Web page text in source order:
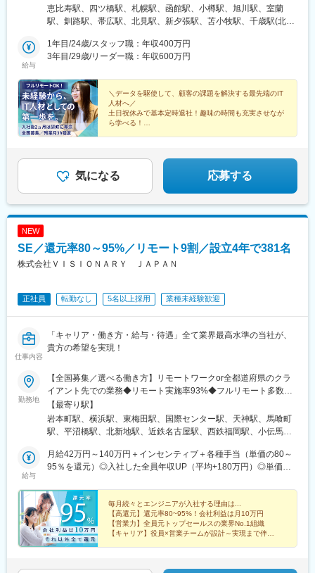
は通勤不要※入社後2ヶ月研修は東京にて実施、その後はスキルに
応じてリモートワーク可※研修終了後も東京本社での勤務が必要な
比寿駅』徒歩4分■大阪支社大阪府大阪市西区新町1-2-9日宝四ツ橋
新町ビル8階1号室『四ツ橋駅』徒歩3分
恵比寿駅、四ツ橋駅、札幌駅、函館駅、小樽駅、旭川駅、室蘭
駅、釧路駅、帯広駅、北見駅、新夕張駅、苫小牧駅、千歳駅(北海
上駅、宮古駅、盛駅、久慈駅、仙台駅、石巻駅、杜せきのした
駅、新田駅(宮城県)、多賀城駅、気仙沼駅、いわき駅、郡山駅(福
駅、秋田駅、横手駅、能代駅、湯沢駅、大久保駅(秋田県)、鷹ノ巣
駅、山形駅、鶴岡駅、酒田駅、米沢駅、天童駅、さくらんぼ東根
駅、寒河江駅、新庄駅、水戸駅、つくば駅、日立駅、勝田駅、土
浦駅、古河駅、取手駅、下館駅、笹川駅、牛久駅、龍ケ崎市駅、
守谷駅、水海道駅、宇都宮駅、小山駅、栃木駅、足利駅、佐野
駅、前橋駅、太田駅(群馬県)、伊勢崎駅、桐生駅、館林駅、渋川
駅、川口駅、川越駅、所沢駅、越谷駅、草加駅、春日部駅、上尾
駅、熊谷駅、浦和駅、新座駅、狭山市駅、入間市駅、三郷駅(埼玉
都)、池袋駅、目黒駅、錦糸町駅、六本木駅、渋谷駅、調布駅、上
野駅、小平駅、立川駅、日本橋駅(東京都)、吉祥寺駅、多摩センタ
五井駅、千葉駅、流山おおたかの森駅、八千代台駅、習志野駅、
駅、横浜駅、相模原駅、川崎駅、平塚駅、茅ケ崎駅、大和駅(神奈
川県)、本厚木駅、小田原駅、鎌倉駅、秦野駅、座間駅、伊勢原
田駅(長野県)、豊科駅、中野松川駅、飯山駅、須坂駅、広丘駅、甲
府駅、竜王駅、石和温泉駅、富士山駅、山梨市駅、都留市駅、韮
崎駅、大月駅、富山駅、越中中川駅、砺波駅、黒部駅、魚津駅、
滑川駅、金沢駅、福井駅(福井県)、敦賀駅、浜松駅、静岡駅、富士
駅、沼津駅、磐田駅、藤枝駅、岡崎駅、豊橋駅、名古屋駅、刈谷
市駅、名鉄一宮駅、三河安城駅、岐阜駅、各務ケ原駅、多治見
駅、可児駅、四日市駅、津駅、名張駅、布施駅、豊中駅、吹田駅
(東海道本線)、梅田駅(地下鉄)、茨木駅、京都駅、宇治駅(奈良
線)、尼崎駅(東海道本線)、明石駅、神戸駅(兵庫県)、宝塚駅、伊丹
駅(阪急線)、芦屋駅(東海道本線)、大津駅、草津駅(滋賀県)、彦根
駅、八日市駅、倉敷市駅、岡山駅、津山駅、広島駅、福山駅、呉
駅、西条駅(広島県)、尾道駅、下関駅、山口駅(山口県)、宇部駅、
鳥取駅、米子駅、境港駅、松江駅、出雲市駅、高知駅、古津賀
給与
1年目/24歳/スタッフ職：年収400万円
3年目/29歳/リーダー職：年収600万円
＼データを駆使して、顧客の課題を解決する最先端のIT
人材へ／
土日祝休みで基本定時退社！趣味の時間も充実させなが
ら学べる！
◎入社後はITの基礎研修からスタート
◎フルリモートOK
気になる 応募する
NEW
SE／還元率80～95%／リモート9割／設立4年で381名
株式会社ＶＩＳＩＯＮＡＲＹ ＪＡＰＡＮ
正社員 転勤なし 5名以上採用 業種未経験歓迎
仕事内容
「キャリア・働き方・給与・待遇」全て業界最高水準の当社が、
貴方の希望を実現！
勤務地
【全国募集／選べる働き方】リモートワークor全都道府県のクラ
イアント先での業務◆リモート実施率93%◆フルリモート多数◆
リモート／出社の頻度も自分で選べる◆転居を伴う転勤なし◆UI
ターン歓迎（東京から沖縄へ移住したメンバーも）※希望や居住地
を考慮し決定します★全国で積極的に採用中勤務地やリモートの
も視野に入れています（現在全国5拠点）本社／東京都千代田区岩
本町2-11-9 IT2 5階横浜支社／神奈川県横浜市西区北幸2丁目10-
第3ビル29階名古屋支社／愛知県名古屋市中村区名駅3-4-10アル
ティメイト名駅1st2階福岡支社／福岡県福岡市中央区天神4-6-28
天神ファーストビル7階
【最寄り駅】
岩本町駅、横浜駅、東梅田駅、国際センター駅、天神駅、馬喰町
駅、平沼橋駅、北新地駅、近鉄名古屋駅、西鉄福岡駅、小伝馬町
給与
月給42万円～140万円＋インセンティブ＋各種手当（単価の80～
95％を還元）◎入社した全員年収UP（平均+180万円）◎単価連
収640万円※スキル・経験・能力を考慮して決定します※固定残業
代（30時間分／93,750円～304,688円）を含む、超過分は別途支
給---------------★案件情報は全公開★案件の単価・契約内容・商
流・契約期間・評価制度も“全公開”しています。透明度の高い環境
で自由に案件を選ぶことができます！案件単価60万円 ⇒ 年収約
収約930万円---------------■社員の年収UP例◎570万円：25歳／
毎月続々とエンジニアが入社する理由は...
【高還元】還元率80~95%！会社利益は月10万円
【営業力】全員元トップセールスの業界No.1組織
【キャリア】役員×営業チームが設計～実現まで伴走